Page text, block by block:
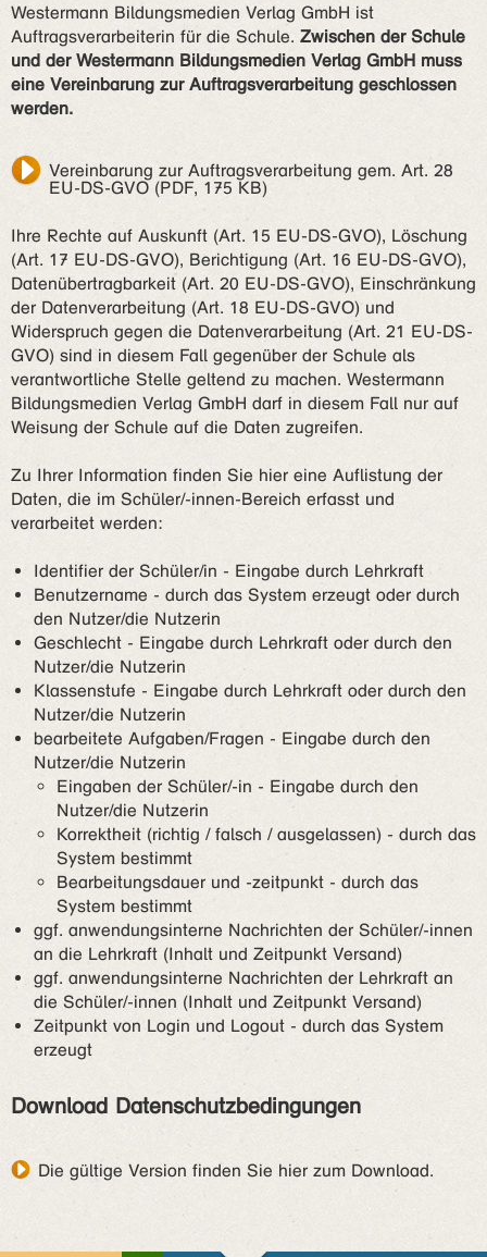
Westermann Bildungsmedien Verlag GmbH ist
Auftragsverarbeiterin für die Schule. Zwischen der Schule
und der Westermann Bildungsmedien Verlag GmbH muss
eine Vereinbarung zur Auftragsverarbeitung geschlossen
werden.
Vereinbarung zur Auftragsverarbeitung gem. Art. 28
EU-DS-GVO (PDF, 175 KB)
Ihre Rechte auf Auskunft (Art. 15 EU-DS-GVO), Löschung
(Art. 17 EU-DS-GVO), Berichtigung (Art. 16 EU-DS-GVO),
Datenübertragbarkeit (Art. 20 EU-DS-GVO), Einschränkung
der Datenverarbeitung (Art. 18 EU-DS-GVO) und
Widerspruch gegen die Datenverarbeitung (Art. 21 EU-DS-
GVO) sind in diesem Fall gegenüber der Schule als
verantwortliche Stelle geltend zu machen. Westermann
Bildungsmedien Verlag GmbH darf in diesem Fall nur auf
Weisung der Schule auf die Daten zugreifen.
Zu Ihrer Information finden Sie hier eine Auflistung der
Daten, die im Schüler/-innen-Bereich erfasst und
verarbeitet werden:
Identifier der Schüler/in - Eingabe durch Lehrkraft
Benutzername - durch das System erzeugt oder durch
den Nutzer/die Nutzerin
Geschlecht - Eingabe durch Lehrkraft oder durch den
Nutzer/die Nutzerin
Klassenstufe - Eingabe durch Lehrkraft oder durch den
Nutzer/die Nutzerin
bearbeitete Aufgaben/Fragen - Eingabe durch den
Nutzer/die Nutzerin
Eingaben der Schüler/-in - Eingabe durch den
Nutzer/die Nutzerin
Korrektheit (richtig / falsch / ausgelassen) - durch das
System bestimmt
Bearbeitungsdauer und -zeitpunkt - durch das
System bestimmt
ggf. anwendungsinterne Nachrichten der Schüler/-innen
an die Lehrkraft (Inhalt und Zeitpunkt Versand)
ggf. anwendungsinterne Nachrichten der Lehrkraft an
die Schüler/-innen (Inhalt und Zeitpunkt Versand)
Zeitpunkt von Login und Logout - durch das System
erzeugt
Download Datenschutzbedingungen
Die gültige Version finden Sie hier zum Download.